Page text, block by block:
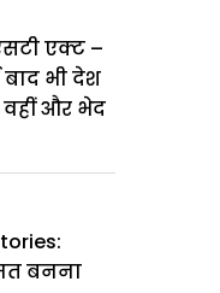
एक्ट –
बाद भी देश
वहीं और भेद
बनना